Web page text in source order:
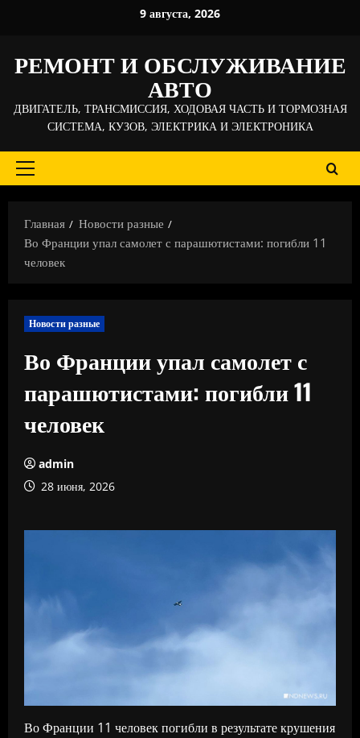
9 августа, 2026
РЕМОНТ И ОБСЛУЖИВАНИЕ
АВТО
ДВИГАТЕЛЬ, ТРАНСМИССИЯ, ХОДОВАЯ ЧАСТЬ И ТОРМОЗНАЯ
СИСТЕМА, КУЗОВ, ЭЛЕКТРИКА И ЭЛЕКТРОНИКА
Основное
Главная
Новости разные
Во Франции упал самолет с парашютистами: погибли 11
человек
Новости разные
Во Франции упал самолет с
парашютистами: погибли 11
человек
admin
28 июня, 2026
Во Франции 11 человек погибли в результате крушения